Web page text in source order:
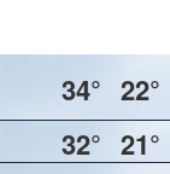
34° 22°
32° 21°